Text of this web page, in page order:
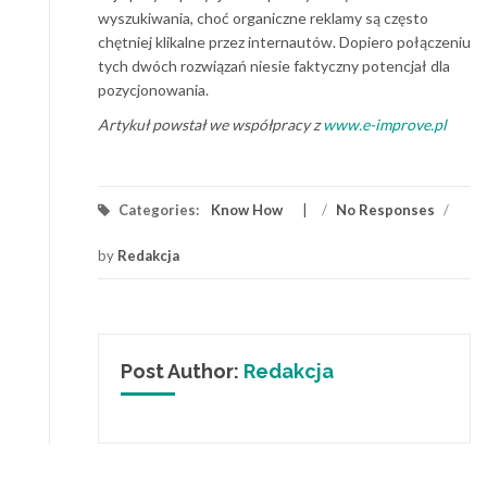
wyszukiwania, choć organiczne reklamy są często
chętniej klikalne przez internautów. Dopiero połączeniu
tych dwóch rozwiązań niesie faktyczny potencjał dla
pozycjonowania.
Artykuł powstał we współpracy zwww.e-improve.pl
Categories: Know How / No Responses /
by Redakcja
Post Author: Redakcja